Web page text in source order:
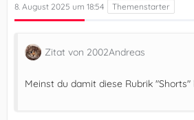
8. August 2025 um 18:54
Zitat von 2002Andreas
Meinst du damit diese Rubrik "Shorts"